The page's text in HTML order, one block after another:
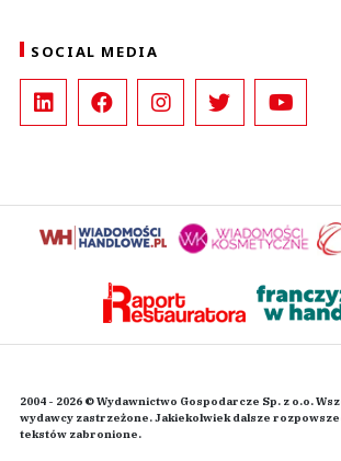
SOCIAL MEDIA
2004 - 2026 © Wydawnictwo Gospodarcze Sp. z o.o.
wydawcy zastrzeżone. Jakiekolwiek dalsze
tekstów zabronione.